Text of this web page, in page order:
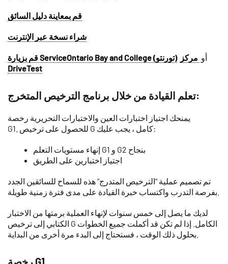
قم بمعاينة دليل السائق
شراء نسخة عبر الإنترنت
قم بزيارة ServiceOntario Bay and College (تورنتو) أو مركز
DriveTest
تعلم القيادة من خلال برنامج الترخيص المتخرج:
يمنحك اجتياز اختبارات العين والاختبارات التحريرية رخصة
G1. للحصول على ترخيص G كامل ، يجب عليك:
إنهاء مستويات التعلم G1 و G2 بنجاح
اجتياز اختبارين على الطريق
تم تصميم عملية “الترخيص المتدرج” هذه للسماح للسائقين الجدد
لديك ما يصل إلى خمس سنوات لإنهاء العملية برمتها من الاختبار
الكتابي إلى ترخيص G الكامل. إذا لم تكن قد أكملت جميع الخطوات
رخصة G1